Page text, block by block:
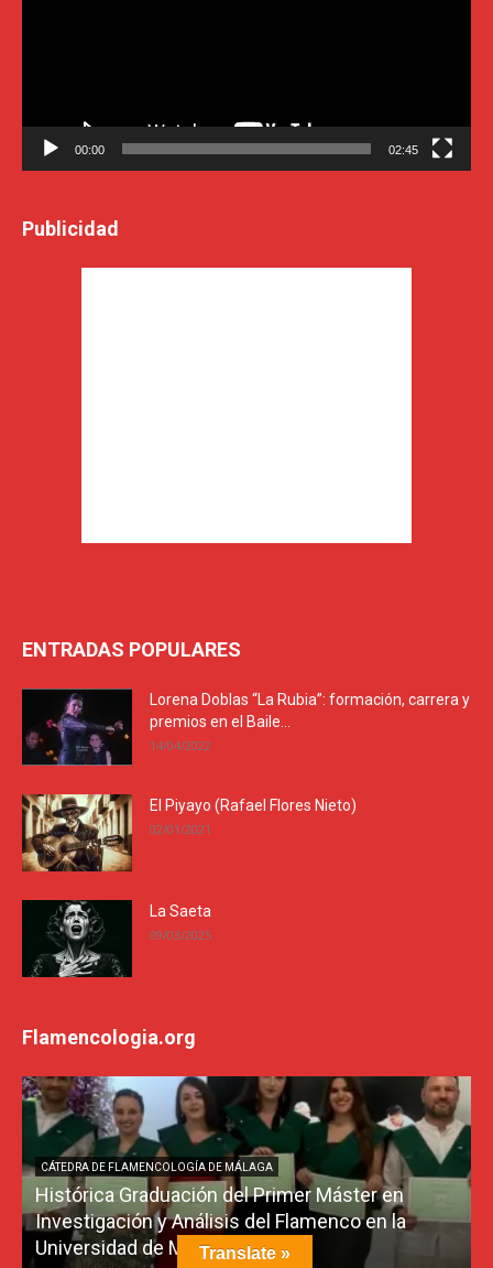
00:00 02:45
Publicidad
ENTRADAS POPULARES
Lorena Doblas “La Rubia”: formación, carrera y
premios en el Baile...
14/04/2022
El Piyayo (Rafael Flores Nieto)
02/01/2021
La Saeta
09/03/2025
Flamencologia.org
CÁTEDRA DE FLAMENCOLOGÍA DE MÁLAGA
Histórica Graduación del Primer Máster en
Investigación y Análisis del Flamenco en la
Universidad de MálagaTranslate »